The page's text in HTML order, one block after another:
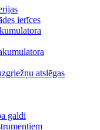
ierīces
atslēgas
galdi